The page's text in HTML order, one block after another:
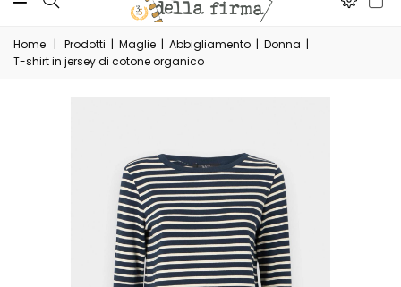
Home | Prodotti | Maglie | Abbigliamento | Donna |
T-shirt in jersey di cotone organico